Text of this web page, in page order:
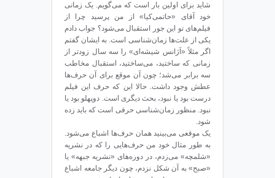
شاید برای اولین بار است که می‌گویم. یک زمانی
خود آقای «حاتمی‌کیا» از من پرسید چرا از
فیلم‌های تو این جور استقبال می‌شود؟ جواب دادم
یکی از علت‌ها زمان‌شناسی است. به ایشان گفتم
اگر مثلاً «آژانس شیشه‌ای» را سه سال زودتر از
زمانی که ساختید، می‌ساختید، استقبال مخاطب
سه برابر می‌شد؛ چون آن موقع برای آن حرف‌ها
عطش وجود داشت. حالا این که حرف این فیلم
درست بود یا نبود، بحث دیگری است. دوپهلو بود یا
نبود. منظور زمان‌شناسی حرفی است که باید زده
شود.
یک موقعی می‌بینید همان حرف‌ها اشباع می‌شود.
به طور مثال خود من حرف‌هایی را که در نشریه‌
«شلمچه» می‌زدم، در دوره‌های «نشریه جبهه» یا
«صبح» به آن شکل نزدم، چون دیگر جامعه اشباع